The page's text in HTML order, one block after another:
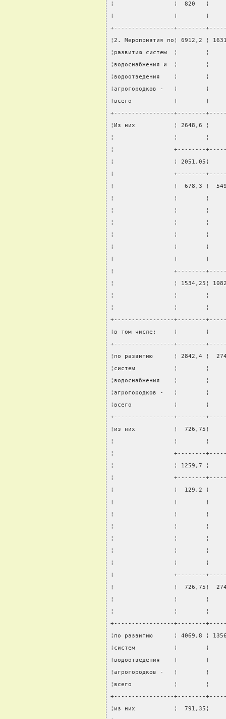
¦                 ¦  820   ¦     -
¦                 ¦        ¦
+-----------------+--------
¦2. Мероприятия по¦ 6912,2 ¦
¦развитию систем  ¦
¦водоснабжения и  ¦
¦водоотведения    ¦
¦агрогородков -   ¦
¦всего            ¦        ¦
+-----------------+--------
¦Из них           ¦ 2648,6 ¦     -
¦                 ¦        ¦
¦                 +--------
¦                 ¦ 2051,05¦     -  ¦
¦                 +--------
¦                 ¦  678,3 ¦
¦                 ¦        ¦
¦                 ¦        ¦
¦                 ¦        ¦
¦                 ¦        ¦
¦                 ¦        ¦
¦                 ¦        ¦
¦                 +--------
¦                 ¦ 1534,25¦
¦                 ¦        ¦
¦                 ¦        ¦
+-----------------+--------
¦в том числе:     ¦
+-----------------+--------
¦по развитию      ¦ 2842,4 ¦
¦систем           ¦
¦водоснабжения    ¦
¦агрогородков -   ¦
¦всего            ¦        ¦
+-----------------+--------
¦из них           ¦  726,75¦     -
¦                 ¦        ¦
¦                 +--------
¦                 ¦ 1259,7 ¦     -  ¦
¦                 +--------
¦                 ¦  129,2 ¦     -
¦                 ¦        ¦
¦                 ¦        ¦
¦                 ¦        ¦
¦                 ¦        ¦
¦                 ¦        ¦
¦                 ¦        ¦
¦                 +--------
¦                 ¦  726,75¦
¦                 ¦        ¦
¦                 ¦        ¦
+-----------------+--------
¦по развитию      ¦ 4069,8 ¦
¦систем           ¦
¦водоотведения    ¦
¦агрогородков -   ¦
¦всего            ¦        ¦
+-----------------+--------
¦из них           ¦  791,35¦     -